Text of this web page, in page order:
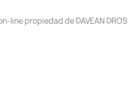
line propiedad de DAVEAN